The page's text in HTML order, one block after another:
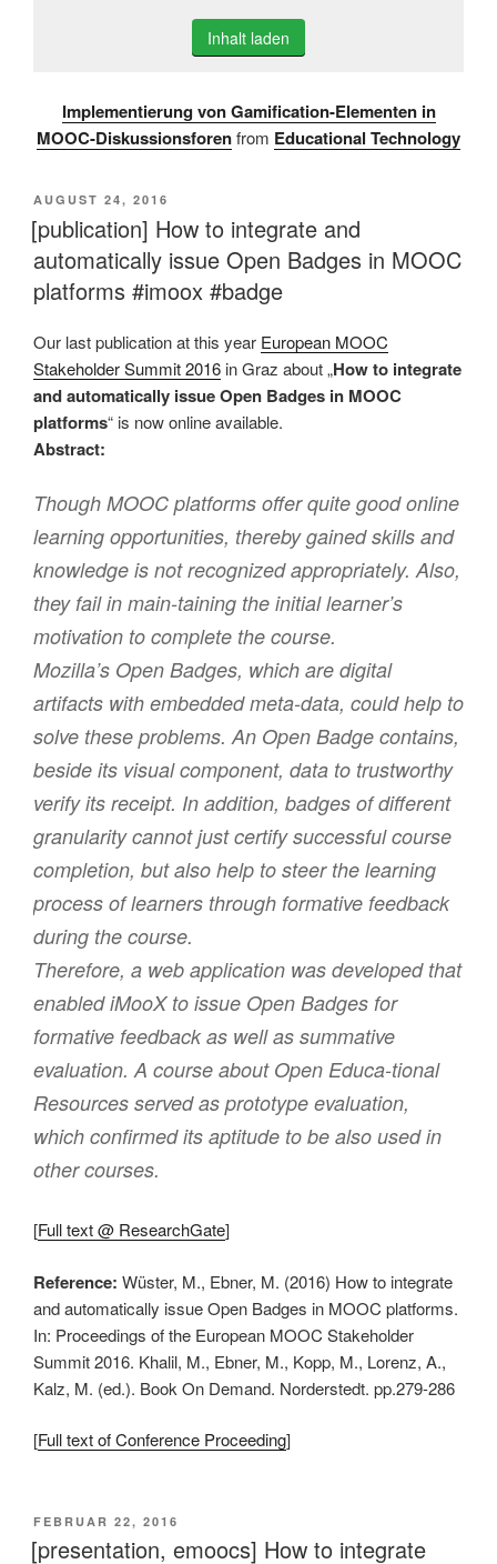
Inhalt laden
Implementierung von Gamification-Elementen in
MOOC-Diskussionsforenfrom Educational Technology
VERÖFFENTLICHT
AM
AUGUST 24, 2016
[publication] How to integrate and
automatically issue Open Badges in MOOC
platforms #imoox #badge
Our last publication at this year European MOOC
Stakeholder Summit 2016 in Graz about „How to integrate
and automatically issue Open Badges in MOOC
platforms“ is now online available.
Abstract:
Though MOOC platforms offer quite good online
learning opportunities, thereby gained skills and
knowledge is not recognized appropriately. Also,
they fail in main-taining the initial learner’s
motivation to complete the course.
Mozilla’s Open Badges, which are digital
artifacts with embedded meta-data, could help to
solve these problems. An Open Badge contains,
beside its visual component, data to trustworthy
verify its receipt. In addition, badges of different
granularity cannot just certify successful course
completion, but also help to steer the learning
process of learners through formative feedback
during the course.
Therefore, a web application was developed that
enabled iMooX to issue Open Badges for
formative feedback as well as summative
evaluation. A course about Open Educa-tional
Resources served as prototype evaluation,
which confirmed its aptitude to be also used in
other courses.
[Full text @ ResearchGate]
Reference: Wüster, M., Ebner, M. (2016) How to integrate
and automatically issue Open Badges in MOOC platforms.
In: Proceedings of the European MOOC Stakeholder
Summit 2016. Khalil, M., Ebner, M., Kopp, M., Lorenz, A.,
Kalz, M. (ed.). Book On Demand. Norderstedt. pp.279-286
[Full text of Conference Proceeding]
VERÖFFENTLICHT
AM
FEBRUAR 22, 2016
[presentation, emoocs] How to integrate